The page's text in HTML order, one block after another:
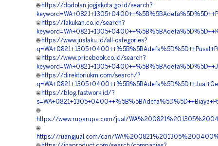
🌐 https://dodolan.jogjakota.go.id/search?
🌐 https://lakukan.co.id/search?
🌐 https://www.jualaku.id/all-categories?
🌐 https://www.pricebook.co.id/search?
🌐 https://direktoriukm.com/search/?
🌐 https://blog.fastwork.id/?
🌐
https://www.ruparupa.com/jual/
🌐
https://ruangjual.com/cari/